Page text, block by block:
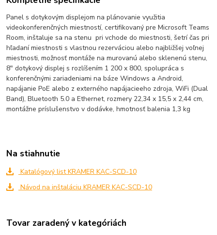
Panel s dotykovým displejom na plánovanie využitia
videokonferenčných miestností, certifikovaný pre Microsoft Teams
Room, inštaluje sa na stenu pri vchode do miestnosti, šetrí čas pri
hľadaní miestnosti s vlastnou rezerváciou alebo najbližšej voľnej
miestnosti, možnosť montáže na murovanú alebo sklenenú stenu,
8" dotykový displej s rozlíšením 1 200 x 800, spolupráca s
konferenčnými zariadeniami na báze Windows a Android,
napájanie PoE alebo z externého napájacieeho zdroja, WiFi (Dual
Band), Bluetooth 5.0 a Ethernet, rozmery 22,34 x 15,5 x 2,44 cm,
montážne príslušenstvo v dodávke, hmotnosť balenia 1,3 kg
Na stiahnutie
Katalógový list KRAMER KAC-SCD-10
Návod na inštaláciu KRAMER KAC-SCD-10
Tovar zaradený v kategóriách